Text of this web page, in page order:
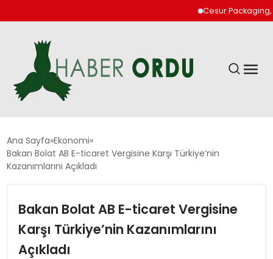
Cesur Packaging,
GÜNDEM
DÜNYA
EKONOMI
SIYASET
Ana Sayfa Ekonomi
Bakan Bolat AB E-ticaret Vergisine Karşı Türkiye’nin
Kazanımlarını Açıkladı
Bakan Bolat AB E-ticaret Vergisine
Karşı Türkiye’nin Kazanımlarını
Açıkladı